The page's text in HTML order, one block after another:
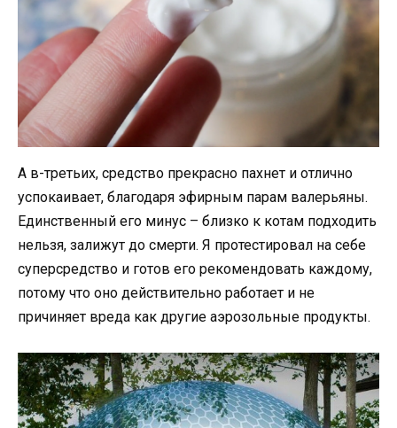
А в-третьих, средство прекрасно пахнет и отлично
успокаивает, благодаря эфирным парам валерьяны.
Единственный его минус – близко к котам подходить
нельзя, залижут до смерти. Я протестировал на себе
суперсредство и готов его рекомендовать каждому,
потому что оно действительно работает и не
причиняет вреда как другие аэрозольные продукты.